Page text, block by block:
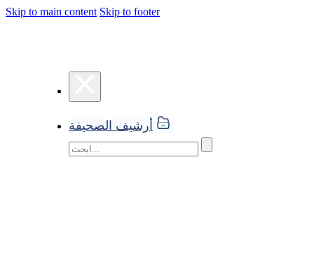
Skip to main content Skip to footer
أرشيف الصحيفة